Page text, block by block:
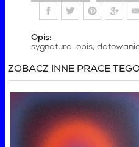
Opis:
sygnatura, opis,
ZOBACZ INNE PRACE